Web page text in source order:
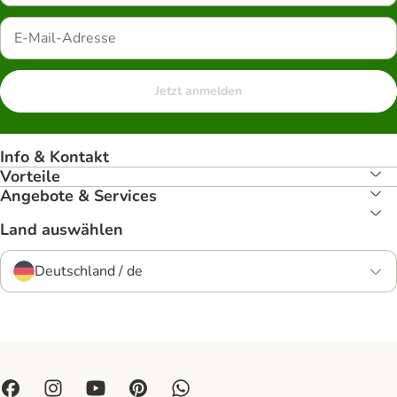
Jetzt anmelden
Info & Kontakt
Vorteile
Angebote & Services
Land auswählen
Deutschland / de